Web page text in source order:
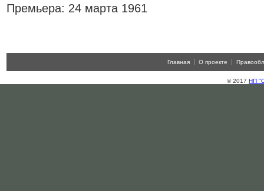
Премьера: 24 марта 1961
Главная О проекте
© 2017 НП